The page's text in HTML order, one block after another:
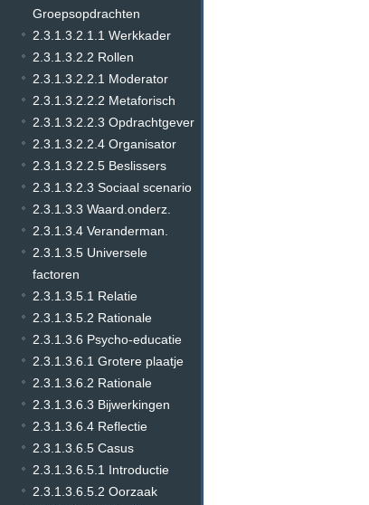
Groepsopdrachten
2.3.1.3.2.1.1 Werkkader
2.3.1.3.2.2 Rollen
2.3.1.3.2.2.1 Moderator
2.3.1.3.2.2.2 Metaforisch
2.3.1.3.2.2.3 Opdrachtgever
2.3.1.3.2.2.4 Organisator
2.3.1.3.2.2.5 Beslissers
2.3.1.3.2.3 Sociaal scenario
2.3.1.3.3 Waard.onderz.
2.3.1.3.4 Veranderman.
2.3.1.3.5 Universele
factoren
2.3.1.3.5.1 Relatie
2.3.1.3.5.2 Rationale
2.3.1.3.6 Psycho-educatie
2.3.1.3.6.1 Grotere plaatje
2.3.1.3.6.2 Rationale
2.3.1.3.6.3 Bijwerkingen
2.3.1.3.6.4 Reflectie
2.3.1.3.6.5 Casus
2.3.1.3.6.5.1 Introductie
2.3.1.3.6.5.2 Oorzaak